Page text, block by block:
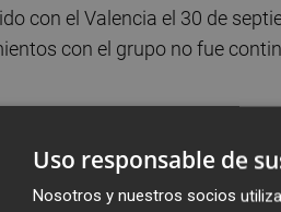
con el Valencia el 30 de
con el grupo no fue
entrenamientos con el grupo a
y ya no había
Uso responsable de
Nosotros y nuestros socios